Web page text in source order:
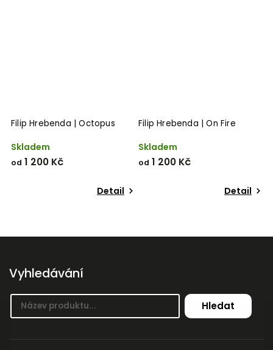
Filip Hrebenda | Octopus
Skladem
od 1 200 Kč
Detail
Filip Hrebenda | On Fire
Skladem
od 1 200 Kč
Detail
Vyhledávání
Hledat